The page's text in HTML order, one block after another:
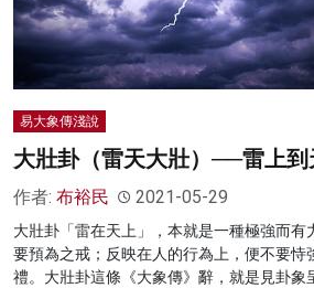
易大象傳淺說
大壯卦（雷天大壯）──雷上
作者: 布裕民 2021-05-29
大壯卦「雷在天上」，本就是一種極強而有
要預為之戒；反映在人的行為上，便不要恃
禮。大壯卦這條《大象傳》辭，就是見卦象